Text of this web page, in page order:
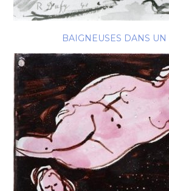
BAIGNEUSES DANS UN